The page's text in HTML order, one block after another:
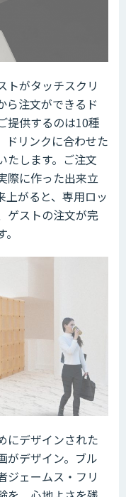
トがタッチスクリ
ら注文ができるド
提供するのは10種
ドリンクに合わせた
たします。ご注文
際に作った出来立
上がると、専用ロッ
ゲストの注文が完
にデザインされた
がデザイン。ブル
ジェームス・フリ